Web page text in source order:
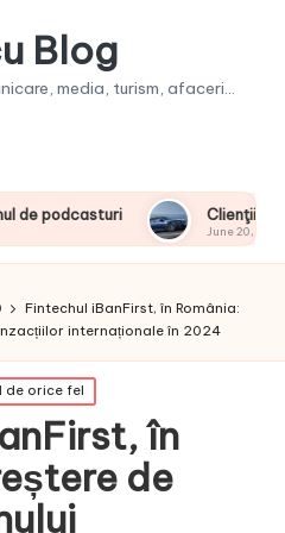
Blog
media, turism, afaceri...
Clienţii își vor
June 20, 2026
Fintechul iBanFirst, în România:
internaționale în 2024
de orice fel
în
de